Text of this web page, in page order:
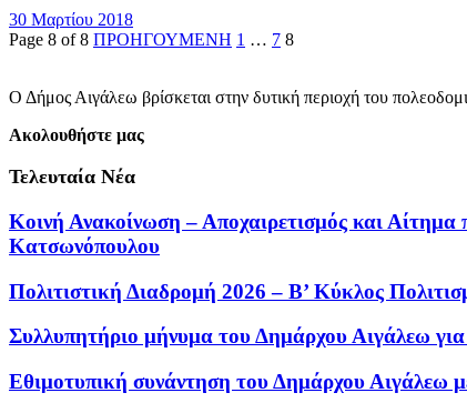
30 Μαρτίου 2018
Page 8 of 8 ΠΡΟΗΓΟΥΜΕΝΗ 1 … 7 8
Ο Δήμος Αιγάλεω βρίσκεται στην δυτική περιοχή του
Ακολουθήστε μας
Τελευταία Νέα
Κοινή Ανακοίνωση – Αποχαιρετισμός και
Κατσωνόπουλου
Πολιτιστική Διαδρομή 2026 – Β’ Κύκλος
Συλλυπητήριο μήνυμα του Δημάρχου Αιγάλεω
Εθιμοτυπική συνάντηση του Δημάρχου Αιγάλεω